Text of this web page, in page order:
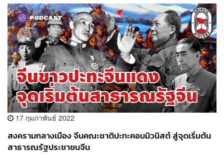
17 กุมภาพันธ์ 2022
สงครามกลางเมือง จีนคณะชาติปะทะคอมมิวนิสต์ สู่จุดเริ่มต้น
สาธารณรัฐประชาชนจีน